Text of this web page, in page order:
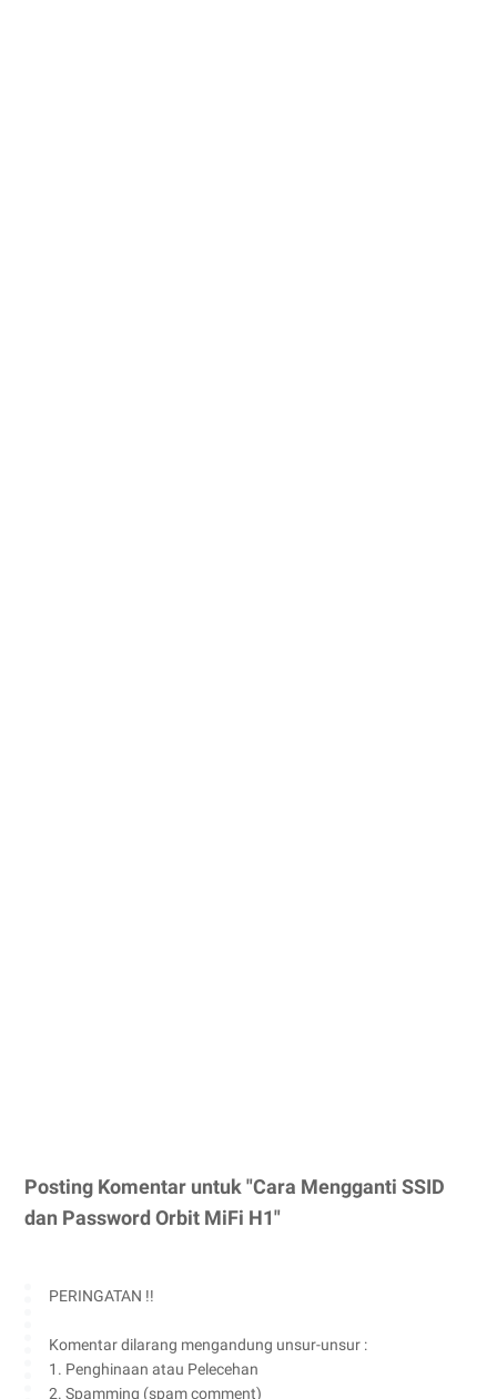
Posting Komentar untuk "Cara Mengganti SSID
dan Password Orbit MiFi H1"
PERINGATAN !!
Komentar dilarang mengandung unsur-unsur :
1. Penghinaan atau Pelecehan
2. Spamming (spam comment)